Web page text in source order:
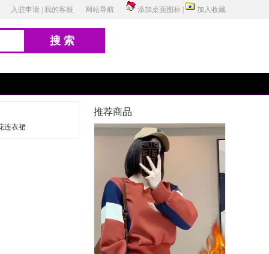
入驻申请 我的客服 网站导航 添加桌面图标 加入收藏
搜索
连衣裙
推荐商品